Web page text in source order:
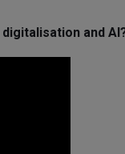
digitalisation and